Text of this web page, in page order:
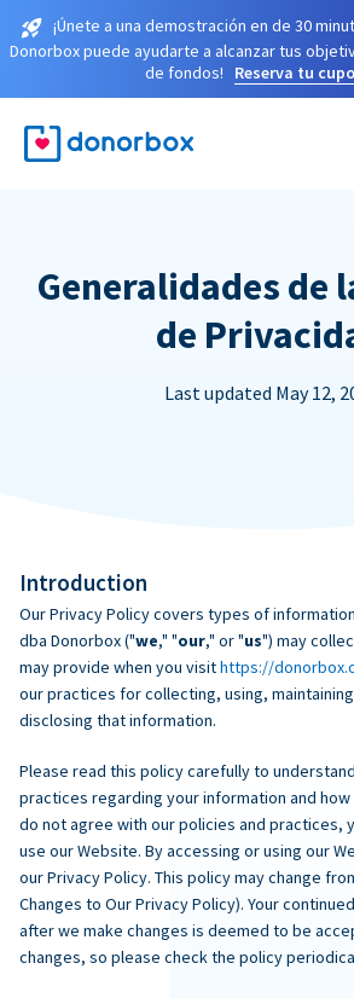
¡Únete a una demostración en de 30
Donorbox puede ayudarte a alcanzar tus
de fondos!
Reserva tu cupo
Generalidades de
de
Last updated May 12,
Introduction
Our Privacy Policy covers types of
dba Donorbox ("we," "our," or "us") may
may provide when you visithttps://
our practices for collecting, using,
disclosing that information.
Please read this policy carefully to
practices regarding your information and
do not agree with our policies and practices,
use our Website. By accessing or using our
our Privacy Policy. This policy may change
Changes to Our Privacy Policy). Your
after we make changes is deemed to be
changes, so please check the policy